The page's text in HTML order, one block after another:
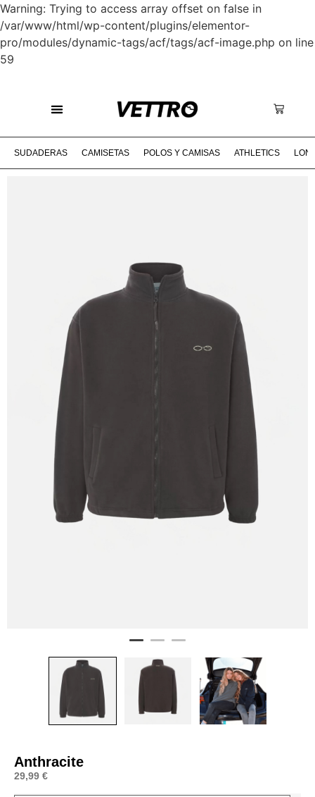
Warning: Trying to access array offset on false in
/var/www/html/wp-content/plugins/elementor-
pro/modules/dynamic-tags/acf/tags/acf-image.php on line
59
SUDADERAS CAMISETAS POLOS Y CAMISAS ATHLETICS
Anthracite
29,99 €